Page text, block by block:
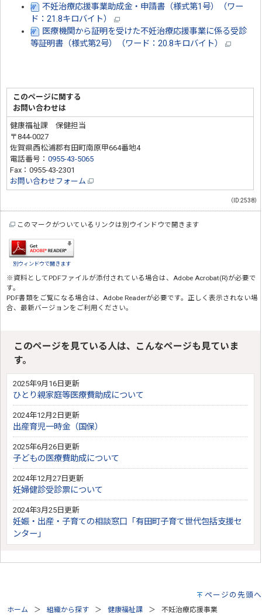
不妊治療応援事業助成金・申請書（様式第1号）（ワー
ド：21.8キロバイト）
医療機関から証明を受けた不妊治療応援事業に係る受診
等証明書（様式第2号）（ワード：20.8キロバイト）
このページに関する
お問い合わせは
健康福祉課 保健担当
〒844-0027
佐賀県西松浦郡有田町南原甲664番地4
電話番号：0955-43-5065
Fax：0955-43-2301
お問い合わせフォーム
（ID:2538）
このマークがついているリンクは別ウインドウで開きます
別ウィンドウで開きます
※資料としてPDFファイルが添付されている場合は、 Adobe Acrobat(R)が必要で
す。
PDF書類をご覧になる場合は、 Adobe Readerが必要です。正しく表示されない場
合、最新バージョンをご利用ください。
このページを見ている人は、こんなページも見ていま
す。
2025年9月16日更新
ひとり親家庭等医療費助成について
2024年12月2日更新
出産育児一時金（国保）
2025年6月26日更新
子どもの医療費助成について
2024年12月27日更新
妊婦健診受診票について
2024年3月25日更新
妊娠・出産・子育ての相談窓口「有田町子育て世代包括支援セ
ンター」
ページの先頭へ
ホーム 組織から探す 健康福祉課 不妊治療応援事業